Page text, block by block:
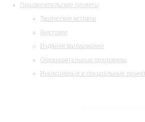
Просветительские проекты
Творческие встречи
Выставки
Издания филармонии
Образовательные программы
Инклюзивные и специальные